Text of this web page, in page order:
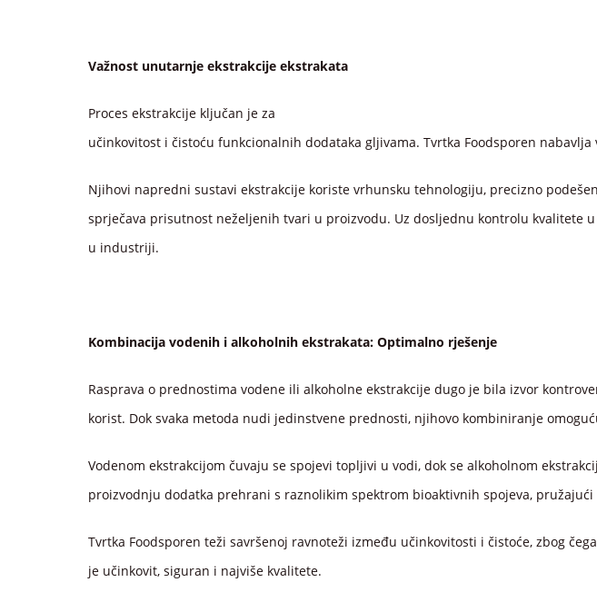
Važnost unutarnje ekstrakcije ekstrakata
Proces ekstrakcije ključan je za
učinkovitost i čistoću funkcionalnih dodataka gljivama. Tvrtka Foodsporen
Njihovi napredni sustavi ekstrakcije koriste vrhunsku tehnologiju, precizno
sprječava prisutnost neželjenih tvari u proizvodu. Uz dosljednu kontrolu kvalitete
u industriji.
Kombinacija vodenih i alkoholnih ekstrakata: Optimalno rješenje
Rasprava o prednostima vodene ili alkoholne ekstrakcije dugo je bila izvor
korist. Dok svaka metoda nudi jedinstvene prednosti, njihovo kombiniranje
Vodenom ekstrakcijom čuvaju se spojevi topljivi u vodi, dok se alkoholnom
proizvodnju dodatka prehrani s raznolikim spektrom bioaktivnih spojeva, pružajući
Tvrtka Foodsporen teži savršenoj ravnoteži između učinkovitosti i čistoće, zbog
je učinkovit, siguran i najviše kvalitete.